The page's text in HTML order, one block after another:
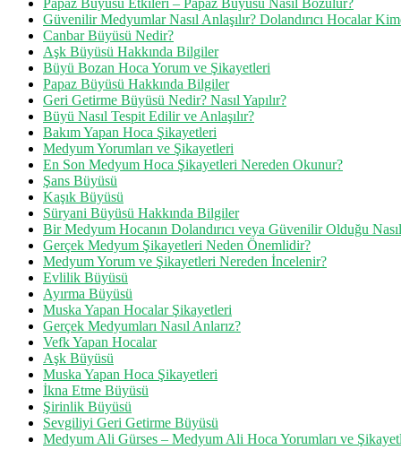
Güvenilir Medyumlar Nasıl Anlaşılır? Dolandırıcı Hocalar
Canbar Büyüsü Nedir?
Aşk Büyüsü Hakkında Bilgiler
Büyü Bozan Hoca Yorum ve Şikayetleri
Papaz Büyüsü Hakkında Bilgiler
Geri Getirme Büyüsü Nedir? Nasıl Yapılır?
Büyü Nasıl Tespit Edilir ve Anlaşılır?
Bakım Yapan Hoca Şikayetleri
Medyum Yorumları ve Şikayetleri
En Son Medyum Hoca Şikayetleri Nereden Okunur?
Şans Büyüsü
Kaşık Büyüsü
Süryani Büyüsü Hakkında Bilgiler
Bir Medyum Hocanın Dolandırıcı veya Güvenilir Olduğu Nasıl
Gerçek Medyum Şikayetleri Neden Önemlidir?
Medyum Yorum ve Şikayetleri Nereden İncelenir?
Evlilik Büyüsü
Ayırma Büyüsü
Muska Yapan Hocalar Şikayetleri
Gerçek Medyumları Nasıl Anlarız?
Vefk Yapan Hocalar
Aşk Büyüsü
Muska Yapan Hoca Şikayetleri
İkna Etme Büyüsü
Şirinlik Büyüsü
Sevgiliyi Geri Getirme Büyüsü
Medyum Ali Gürses – Medyum Ali Hoca Yorumları ve